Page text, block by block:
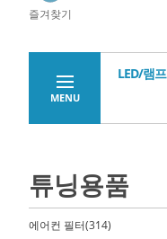
즐겨찾기
MENU
LED/램프
튜닝용품
에어컨 필터(314)